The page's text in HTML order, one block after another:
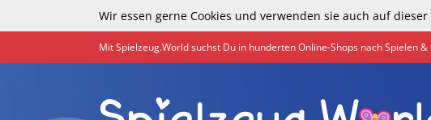
Wir essen gerne Cookies und verwenden sie auch auf
Mit Spielzeug.World suchst Du in hunderten Online-Shops nach Spielen